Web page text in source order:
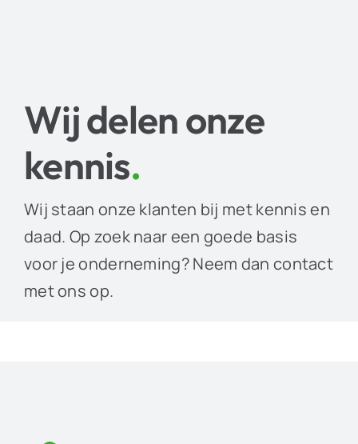
Wij delen onze
kennis.
Wij staan onze klanten bij met kennis en
daad. Op zoek naar een goede basis
voor je onderneming? Neem dan contact
met ons op.